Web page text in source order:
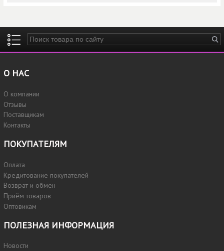
Введите ключевые слова для поиска
О НАС
О компании
Отзывы
Поставщикам
Контакты
ПОКУПАТЕЛЯМ
Оплата
Кредитование покупателей
Возврат и обмен
Приём товаров
Оптовикам
ПОЛЕЗНАЯ ИНФОРМАЦИЯ
Новости